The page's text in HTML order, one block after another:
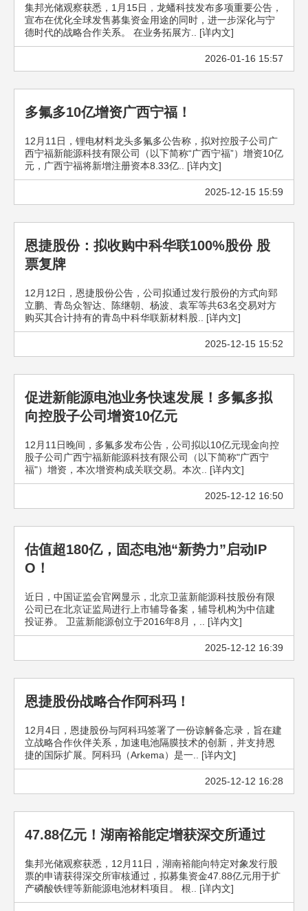
集邦光储观察获悉，1月15日，龙蟠科技发布多项重要公告，
宣布在优化全球发售募集资金用途的同时，进一步深化与宁
德时代的战略合作关系。 在业务拓展方.. [详内文]
2026-01-16 15:57
多氟多10亿增资广西宁福！
12月11日，锂电材料龙头多氟多公告称，拟对控股子公司广
西宁福新能源科技有限公司（以下简称“广西宁福”）增资10亿
元，广西宁福将新增注册资本8.33亿.. [详内文]
2025-12-15 15:59
恩捷股份：拟收购中科华联100%股份 股
票复牌
12月12日，恩捷股份公告，公司拟通过发行股份的方式向郅
立鹏、青岛众智达、陈继朝、杨波、袁军等共63名交易对方
购买其合计持有的青岛中科华联新材料股.. [详内文]
2025-12-15 15:52
促进新能源电池业务快速发展！多氟多拟
向控股子公司增资10亿元
12月11日晚间，多氟多发布公告，公司拟以10亿元现金向控
股子公司广西宁福新能源科技有限公司（以下简称"广西宁
福"）增资，本次增资构成关联交易。本次.. [详内文]
2025-12-12 16:50
估值超180亿，固态电池“新势力”启动IP
O！
近日，中国证监会官网显示，北京卫蓝新能源科技股份有限
公司已在北京证监局进行上市辅导备案，辅导机构为中信建
投证券。 卫蓝新能源创立于2016年8月，.. [详内文]
2025-12-12 16:39
恩捷股份战略合作阿科玛！
12月4日，恩捷股份与阿科玛签署了一份谅解备忘录，旨在建
立战略合作伙伴关系，加速电池隔膜技术的创新，并支持恩
捷的国际扩展。阿科玛（Arkema）是一.. [详内文]
2025-12-12 16:28
47.88亿元！湖南裕能定增获深交所通过
集邦光储观察获悉，12月11日，湖南裕能向特定对象发行股
票的申请获得深交所审核通过，拟募集资金47.88亿元用于扩
产磷酸铁锂等新能源电池材料项目。 根.. [详内文]